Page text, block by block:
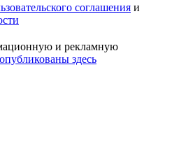
соглашения и
и рекламную
здесь